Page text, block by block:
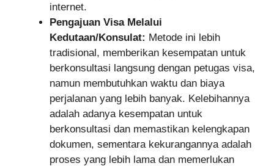
internet.
Pengajuan Visa Melalui
Kedutaan/Konsulat: Metode ini lebih
tradisional, memberikan kesempatan untuk
berkonsultasi langsung dengan petugas visa,
namun membutuhkan waktu dan biaya
perjalanan yang lebih banyak. Kelebihannya
adalah adanya kesempatan untuk
berkonsultasi dan memastikan kelengkapan
dokumen, sementara kekurangannya adalah
proses yang lebih lama dan memerlukan